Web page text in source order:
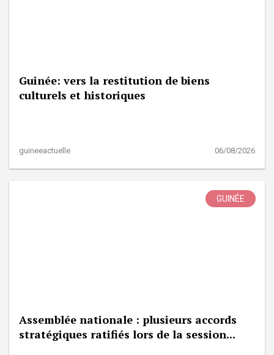
Guinée: vers la restitution de biens
culturels et historiques
guineeactuelle 06/08/2026
GUINÉE
Assemblée nationale : plusieurs accords
stratégiques ratifiés lors de la session...